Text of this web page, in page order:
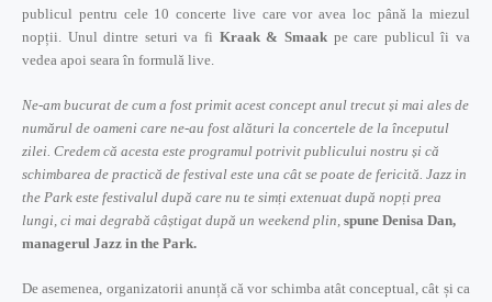
publicul pentru cele 10 concerte live care vor avea loc până la miezul
nopții. Unul dintre seturi va fi Kraak & Smaakpe care publicul îi va
vedea apoi seara în formulă live.
Ne-am bucurat de cum a fost primit acest concept anul trecut și mai ales de
numărul de oameni care ne-au fost alături la concertele de la începutul
zilei. Credem că acesta este programul potrivit publicului nostru și că
schimbarea de practică de festival este una cât se poate de fericită. Jazz in
the Park este festivalul după care nu te simți extenuat după nopți prea
lungi, ci mai degrabă câștigat după un weekend plin, spune Denisa Dan,
managerul Jazz in the Park.
De asemenea, organizatorii anunță că vor schimba atât conceptual, cât și ca